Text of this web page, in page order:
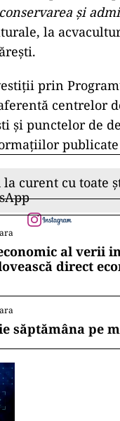
conservarea şi
la
prin
centrelor
şi punctelor de
curent cu toate
al verii
direct
săptămâna pe